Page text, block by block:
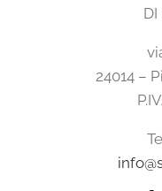
DI
24014 –